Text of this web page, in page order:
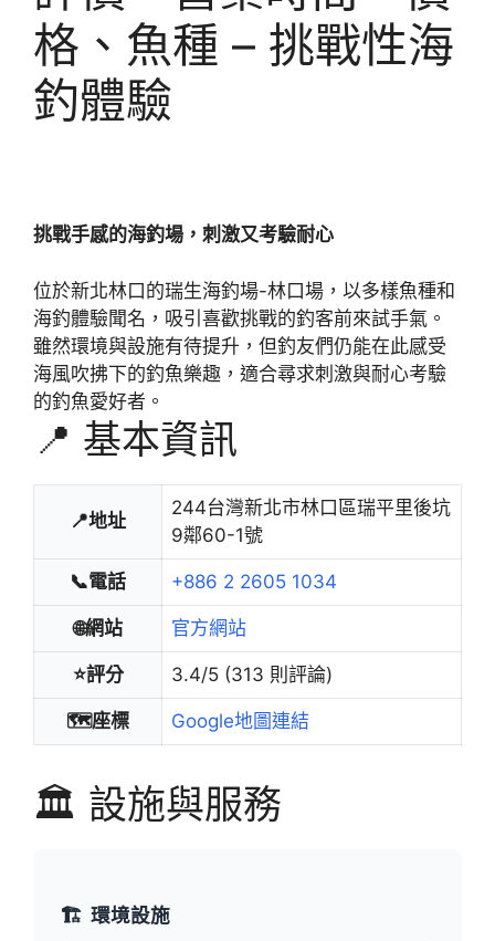
格、魚種 – 挑戰性海
釣體驗
挑戰手感的海釣場，刺激又考驗耐心
位於新北林口的瑞生海釣場-林口場，以多樣魚種和
海釣體驗聞名，吸引喜歡挑戰的釣客前來試手氣。
雖然環境與設施有待提升，但釣友們仍能在此感受
海風吹拂下的釣魚樂趣，適合尋求刺激與耐心考驗
的釣魚愛好者。
📍 基本資訊
📍地址
244台灣新北市林口區瑞平里後坑
9鄰60-1號
📞電話 +886 2 2605 1034
🌐網站 官方網站
⭐評分 3.4/5 (313 則評論)
🗺️座標 Google地圖連結
🏛️ 設施與服務
🏗️ 環境設施